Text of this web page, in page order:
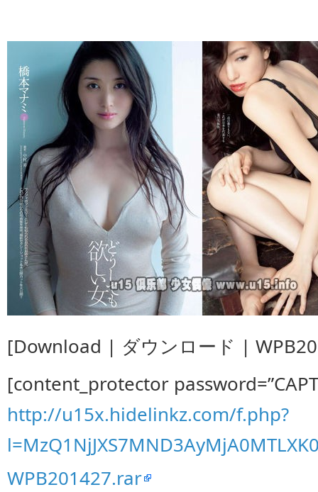
[Download | ダウンロード |
[content_protector
http://u15x.hidelinkz.com/f.php?
WPB201427.rar